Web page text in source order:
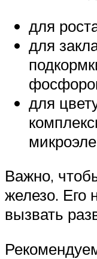
для
для
для
Важно,
железо. Его
вызвать